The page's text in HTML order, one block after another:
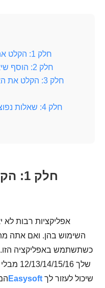
חלק 1: הקלט את המסך השחור האסור באייפון
חלק 2: הוסף שיא מסך לאייפון 12/13/14/15/16
חלק 4: שאלות
חלק
אפליקציות רבות
השימוש בהן. ואם אתה
כשתשתמש באפליקציה הזו.
שלך
מקליט מסך 4Easysoft